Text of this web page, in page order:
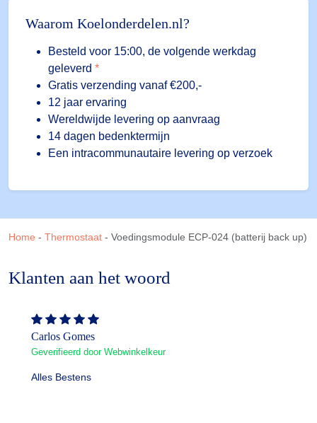
Waarom Koelonderdelen.nl?
Besteld voor 15:00, de volgende werkdag
geleverd *
Gratis verzending vanaf €200,-
12 jaar ervaring
Wereldwijde levering op aanvraag
14 dagen bedenktermijn
Een intracommunautaire levering op verzoek
Home - Thermostaat - Voedingsmodule ECP-024 (batterij back up)
Klanten aan het woord
Carlos Gomes
Geverifieerd door Webwinkelkeur
Alles Bestens